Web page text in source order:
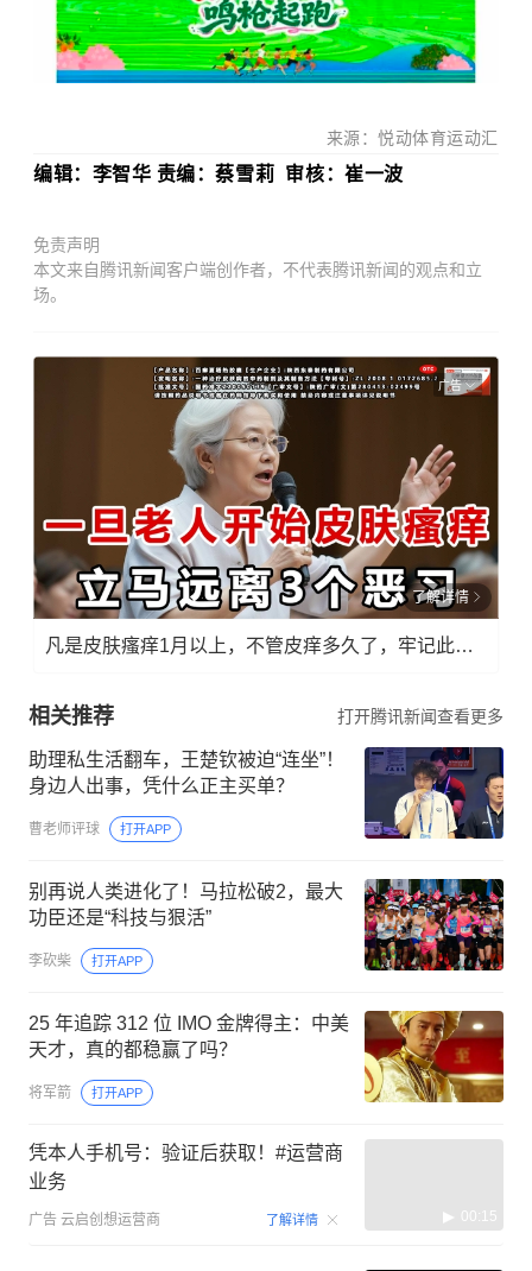
来源：悦动体育运动汇
编辑： 李智华 责编：蔡雪莉 审核：崔一波
免责声明
本文来自腾讯新闻客户端创作者，不代表腾讯新闻的观点和立
场。
广告
了解详情
凡是皮肤瘙痒1月以上，不管皮痒多久了，牢记此法，快！准！狠！
相关推荐 打开腾讯新闻查看更多
助理私生活翻车，王楚钦被迫“连坐”！
身边人出事，凭什么正主买单？
曹老师评球 打开APP
别再说人类进化了！马拉松破2，最大
功臣还是“科技与狠活”
李砍柴 打开APP
25 年追踪 312 位 IMO 金牌得主：中美
天才，真的都稳赢了吗？
将军箭 打开APP
凭本人手机号：验证后获取！#运营商
业务
广告 云启创想运营商 了解详情 00:15